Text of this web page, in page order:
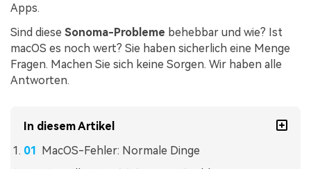
Apps.
Sind diese Sonoma-Probleme behebbar und wie? Ist
macOS es noch wert? Sie haben sicherlich eine Menge
Fragen. Machen Sie sich keine Sorgen. Wir haben alle
Antworten.
In diesem Artikel
MacOS-Fehler: Normale Dinge